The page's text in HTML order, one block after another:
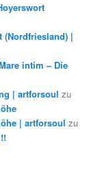
(Nordfriesland) |
intim – Die
| artforsoul zu
| artforsoul zu